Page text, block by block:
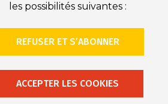
les possibilités suivantes :
REFUSER ET S’ABONNER
ACCEPTER LES COOKIES